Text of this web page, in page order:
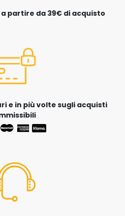
partire da 39€ di acquisto
e in più volte sugli acquisti